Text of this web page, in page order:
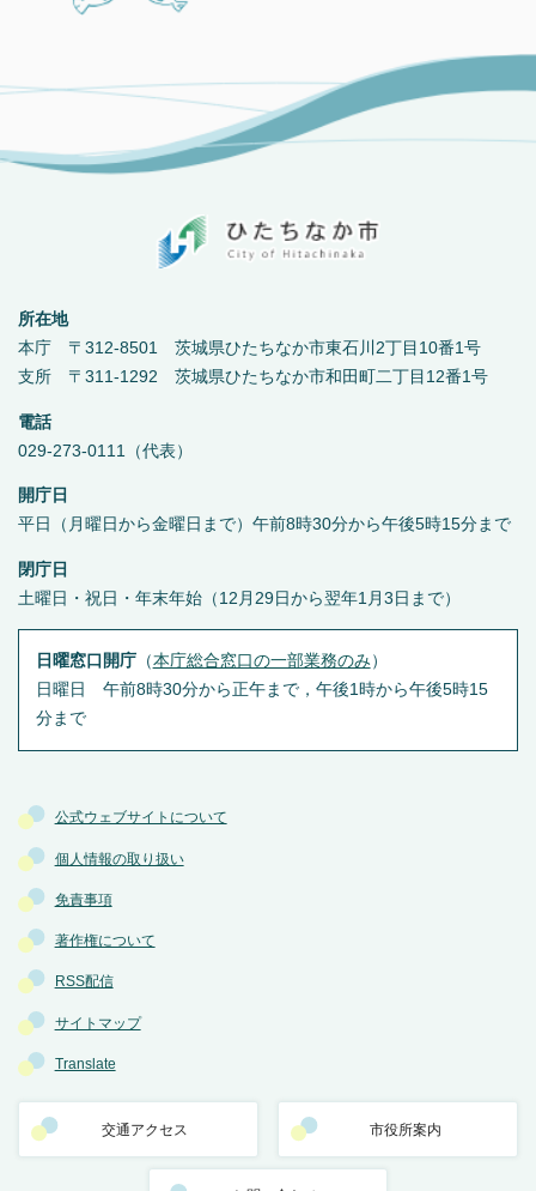
公式ウェブサイトについて
個人情報の取り扱い
免責事項
著作権について
RSS配信
サイトマップ
Translate
交通アクセス 市役所案内
所在地
本庁 〒312-8501 茨城県ひたちなか市東石川2丁目10番1号
支所 〒311-1292 茨城県ひたちなか市和田町二丁目12番1号
電話
029-273-0111（代表）
開庁日
平日（月曜日から金曜日まで）午前8時30分から午後5時15分まで
閉庁日
土曜日・祝日・年末年始（12月29日から翌年1月3日まで）
日曜窓口開庁（本庁総合窓口の一部業務のみ ）
日曜日 午前8時30分から正午まで，午後1時から午後5時15
分まで